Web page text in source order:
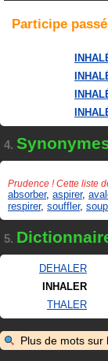
Participe passé
4.
Prudence ! Cette liste
absorber, aspirer,
respirer, souffler,
5.
DEHALER
INHALER
THALER
Plus de mots sur